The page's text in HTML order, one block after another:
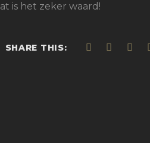
is het zeker waard!
SHARE THIS: